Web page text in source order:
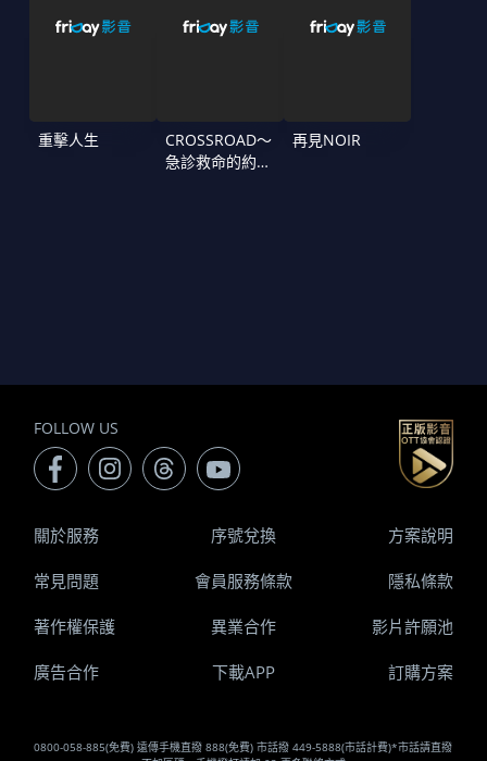
重擊人生
CROSSROAD～
急診救命的約定
再見NOIR
FOLLOW US
0800-058-885(免費) 遠傳手機直撥 888(免費) 市話撥 449-5888(市話計費)*市話請直撥
關於服務 序號兌換 方案說明
常見問題 會員服務條款 隱私條款
著作權保護 異業合作 影片許願池
廣告合作 下載APP 訂購方案